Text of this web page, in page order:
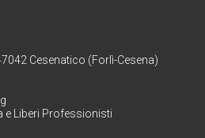
Cesenatico (Forlì-Cesena)
e Liberi Professionisti